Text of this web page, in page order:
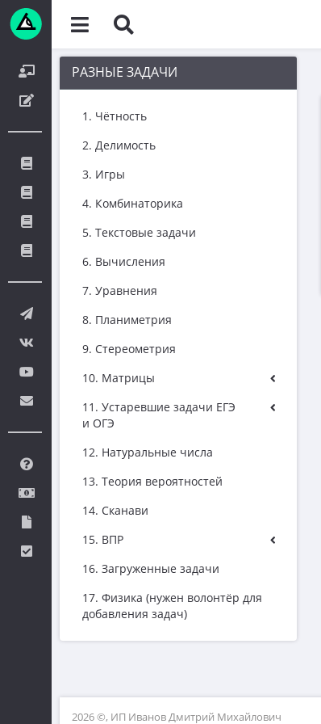
РАЗНЫЕ ЗАДАЧИ
1. Чётность
2. Делимость
3. Игры
4. Комбинаторика
5. Текстовые задачи
6. Вычисления
7. Уравнения
8. Планиметрия
9. Стереометрия
10. Матрицы
11. Устаревшие задачи ЕГЭ
и ОГЭ
12. Натуральные числа
13. Теория вероятностей
14. Сканави
15. ВПР
16. Загруженные задачи
17. Физика (нужен волонтёр для
добавления задач)
2026 ©, ИП Иванов Дмитрий Михайлович